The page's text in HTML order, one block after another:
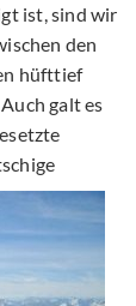
ist, sind wir
den
hüfttief
galt es